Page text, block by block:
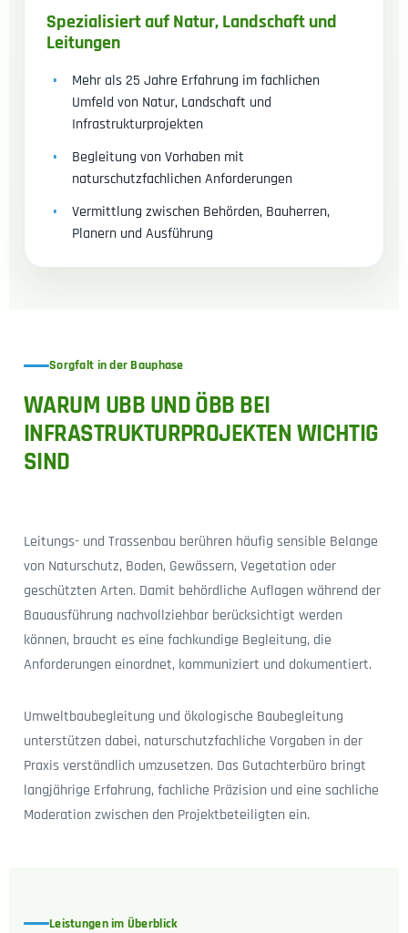
Spezialisiert auf Natur, Landschaft und
Leitungen
Mehr als 25 Jahre Erfahrung im fachlichen
Umfeld von Natur, Landschaft und
Infrastrukturprojekten
Begleitung von Vorhaben mit
naturschutzfachlichen Anforderungen
Vermittlung zwischen Behörden, Bauherren,
Planern und Ausführung
Sorgfalt in der Bauphase
WARUM UBB UND ÖBB BEI
INFRASTRUKTURPROJEKTEN WICHTIG
SIND
Leitungs- und Trassenbau berühren häufig sensible Belange
von Naturschutz, Boden, Gewässern, Vegetation oder
geschützten Arten. Damit behördliche Auflagen während der
Bauausführung nachvollziehbar berücksichtigt werden
können, braucht es eine fachkundige Begleitung, die
Anforderungen einordnet, kommuniziert und dokumentiert.
Umweltbaubegleitung und ökologische Baubegleitung
unterstützen dabei, naturschutzfachliche Vorgaben in der
Praxis verständlich umzusetzen. Das Gutachterbüro bringt
langjährige Erfahrung, fachliche Präzision und eine sachliche
Moderation zwischen den Projektbeteiligten ein.
Leistungen im Überblick